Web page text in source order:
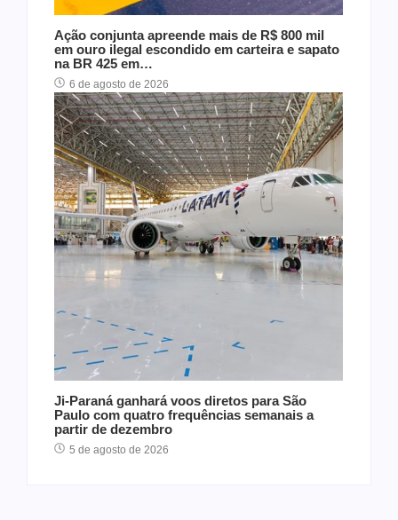
Ação conjunta apreende mais de R$ 800 mil
em ouro ilegal escondido em carteira e sapato
na BR 425 em…
6 de agosto de 2026
Ji-Paraná ganhará voos diretos para São
Paulo com quatro frequências semanais a
partir de dezembro
5 de agosto de 2026